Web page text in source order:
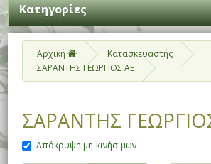
Κατηγορίες
Αρχική
Κατασκευαστής
ΣΑΡΑΝΤΗΣ ΓΕΩΡΓΙΟΣ ΑΕ
ΣΑΡΑΝΤΗΣ
Απόκρυψη μη-κινήσιμων